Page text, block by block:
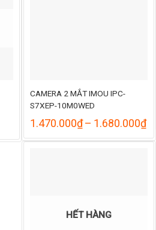
CAMERA 2 MẮT IMOU IPC-
S7XEP-10M0WED
1.470.000₫– 1.680.000₫
từ
HẾT HÀNG